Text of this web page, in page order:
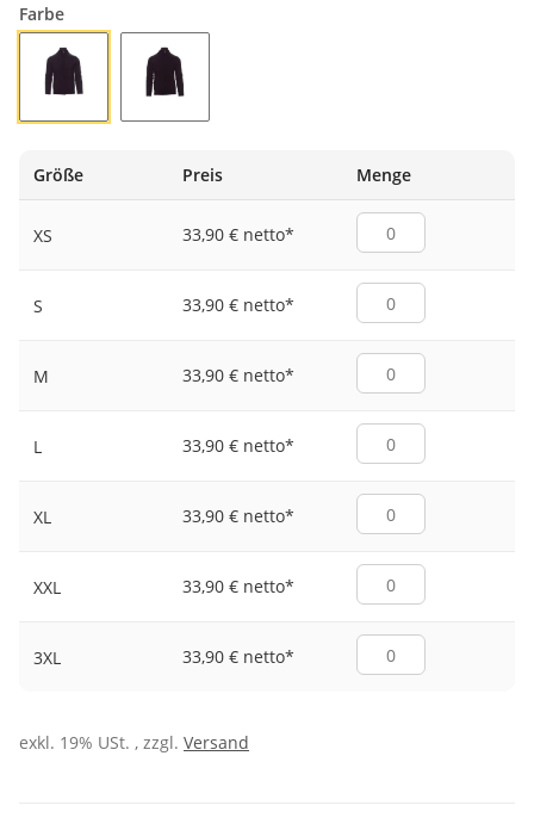
Farbe
Größe
Preis Menge
XS 33,90 € netto*
S 33,90 € netto*
M 33,90 € netto*
L 33,90 € netto*
XL 33,90 € netto*
XXL 33,90 € netto*
3XL 33,90 € netto*
exkl. 19% USt. , zzgl. Versand